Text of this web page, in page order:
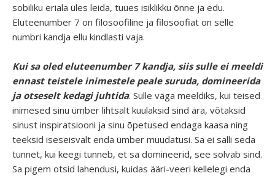
sobiliku eriala üles leida, tuues isiklikku õnne ja edu.
Eluteenumber 7 on filosoofiline ja filosoofiat on selle
numbri kandja ellu kindlasti vaja.
Kui sa oled eluteenumber 7 kandja, siis sulle ei meeldi
ennast teistele inimestele peale suruda, domineerida
ja otseselt kedagi juhtida. Sulle väga meeldiks, kui teised
inimesed sinu ümber lihtsalt kuulaksid sind ära, võtaksid
sinust inspiratsiooni ja sinu õpetused endaga kaasa ning
teeksid iseseisvalt enda ümber muudatusi. Sa ei salli seda
tunnet, kui keegi tunneb, et sa domineerid, see solvab sind.
Sa pigem otsid lahendusi, kuidas ääri-veeri kellelegi enda